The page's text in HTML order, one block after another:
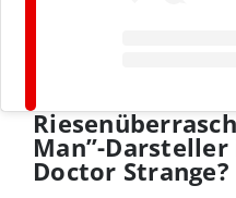
Man”-Darsteller
Doctor Strange?